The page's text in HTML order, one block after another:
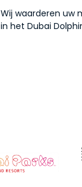
Wij waarderen uw
in het Dubai